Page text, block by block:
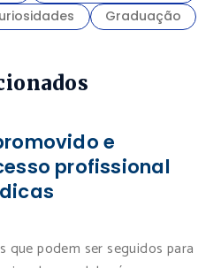
Graduação
e
profissional
que podem ser seguidos para